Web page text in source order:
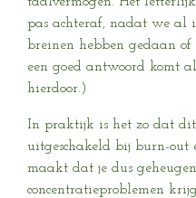
pas achteraf, nadat we al
breinen hebben gedaan
een goed antwoord komt
hierdoor.)
In praktijk is het zo dat
uitgeschakeld bij burn-
maakt dat je dus
concentratieproblemen